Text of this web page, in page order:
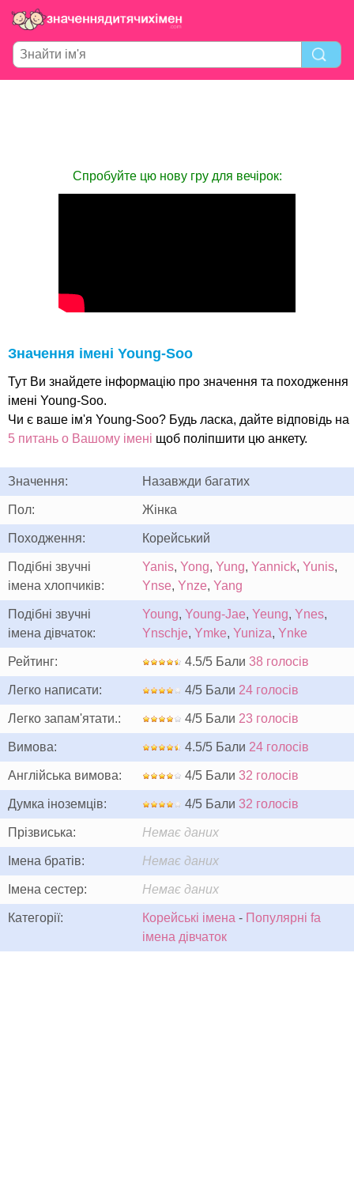
Спробуйте цю нову гру для вечірок:
Значення імені Young-Soo
Тут Ви знайдете інформацію про значення та походження
імені Young-Soo.
Чи є ваше ім'я Young-Soo? Будь ласка, дайте відповідь на
5 питань о Вашому імені щоб поліпшити цю анкету.
Значення: Назавжди багатих
Пол: Жінка
Походження: Корейський
Подібні звучні
імена хлопчиків:
Yanis, Yong, Yung, Yannick, Yunis,
Ynse, Ynze, Yang
Подібні звучні
імена дівчаток:
Young, Young-Jae, Yeung, Ynes,
Ynschje, Ymke, Yuniza, Ynke
Рейтинг: 4.5/5 Бали 38 голосів
Легко написати: 4/5 Бали 24 голосів
Легко запам'ятати.: 4/5 Бали 23 голосів
Вимова: 4.5/5 Бали 24 голосів
Англійська вимова: 4/5 Бали 32 голосів
Думка іноземців: 4/5 Бали 32 голосів
Прізвиська: Немає даних
Імена братів: Немає даних
Імена сестер: Немає даних
Категорії: Корейські імена - Популярні fa
імена дівчаток